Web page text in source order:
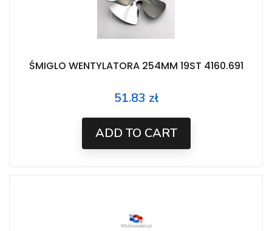
ŚMIGLO WENTYLATORA 254MM 19ST 4160.691
Price
51.83 zł
ADD TO CART